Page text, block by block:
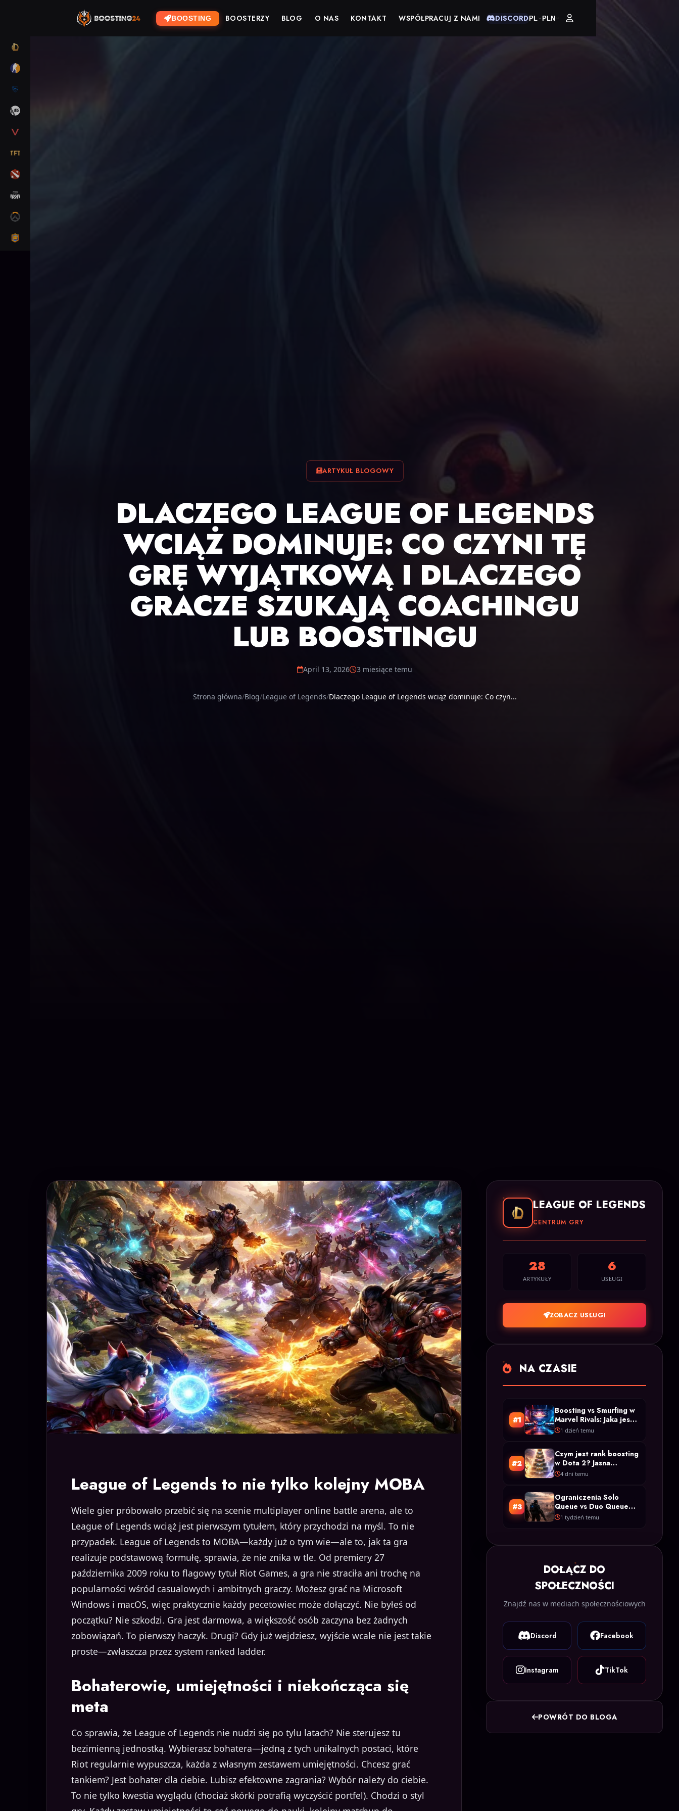
BOOSTING BOOSTERZY BLOG O NAS KONTAKT WSPÓŁPRACUJ Z NAMI DISCORDPL PLN
ARTYKUŁ BLOGOWY
DLACZEGO LEAGUE OF LEGENDS
WCIĄŻ DOMINUJE: CO CZYNI TĘ
GRĘ WYJĄTKOWĄ I DLACZEGO
GRACZE SZUKAJĄ COACHINGU
LUB BOOSTINGU
April 13, 2026 3 miesiące temu
Strona główna Blog League of Legends Dlaczego League of Legends wciąż dominuje: Co czyn...
League of Legends to nie tylko kolejny MOBA
Wiele gier próbowało przebić się na scenie multiplayer online battle arena, ale to
League of Legends wciąż jest pierwszym tytułem, który przychodzi na myśl. To nie
przypadek. League of Legends to MOBA—każdy już o tym wie—ale to, jak ta gra
realizuje podstawową formułę, sprawia, że nie znika w tle. Od premiery 27
października 2009 roku to flagowy tytuł Riot Games, a gra nie straciła ani trochę na
popularności wśród casualowych i ambitnych graczy. Możesz grać na Microsoft
Windows i macOS, więc praktycznie każdy pecetowiec może dołączyć. Nie byłeś od
początku? Nie szkodzi. Gra jest darmowa, a większość osób zaczyna bez żadnych
zobowiązań. To pierwszy haczyk. Drugi? Gdy już wejdziesz, wyjście wcale nie jest takie
proste—zwłaszcza przez system ranked ladder.
Bohaterowie, umiejętności i niekończąca się
meta
Co sprawia, że League of Legends nie nudzi się po tylu latach? Nie sterujesz tu
bezimienną jednostką. Wybierasz bohatera—jedną z tych unikalnych postaci, które
Riot regularnie wypuszcza, każda z własnym zestawem umiejętności. Chcesz grać
tankiem? Jest bohater dla ciebie. Lubisz efektowne zagrania? Wybór należy do ciebie.
To nie tylko kwestia wyglądu (chociaż skórki potrafią wyczyścić portfel). Chodzi o styl
LEAGUE OF LEGENDS
CENTRUM GRY
28
ARTYKUŁY
6
USŁUGI
ZOBACZ USŁUGI
NA CZASIE
#1
Boosting vs Smurfing w
Marvel Rivals: Jaka jest
różnica?
1 dzień temu
#2
Czym jest rank boosting
w Dota 2? Jasna
definicja i rodzaje
4 dni temu
#3
Ograniczenia Solo
Queue vs Duo Queue
Boostingu w Arc Raiders
1 tydzień temu
DOŁĄCZ DO
SPOŁECZNOŚCI
Znajdź nas w mediach społecznościowych
Discord Facebook
Instagram TikTok
POWRÓT DO BLOGA